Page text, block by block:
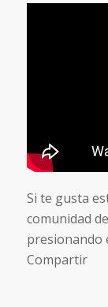
Si te gusta
comunidad
presionando
Compartir